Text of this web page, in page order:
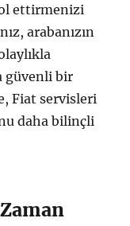
ettirmenizi
arabanızın
güvenli bir
Fiat servisleri
daha bilinçli